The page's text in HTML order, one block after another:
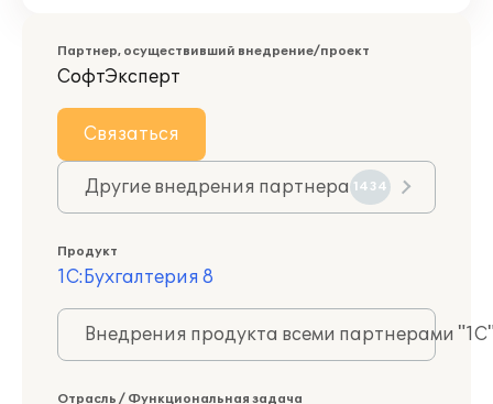
Партнер, осуществивший внедрение/проект
СофтЭксперт
Связаться
Другие внедрения партнера 1434
Продукт
1С:Бухгалтерия 8
Внедрения продукта всеми партнерами
Отрасль / Функциональная задача